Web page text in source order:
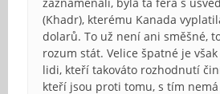
zaznamenali, byla ta féra s
(Khadr), kterému Kanada
dolarů. To už není ani směšné,
rozum stát. Velice špatné je
lidi, kteří takováto rozhodnutí
kteří jsou proti tomu, s tím